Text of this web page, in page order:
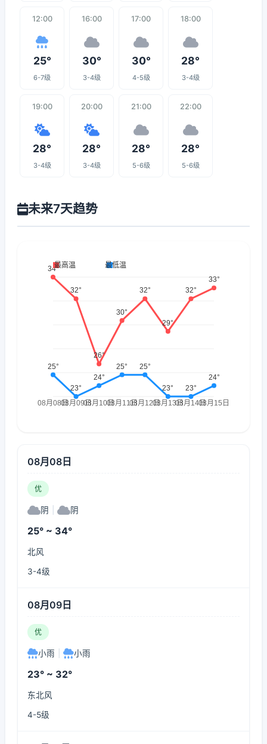
12:00
25°
6-7级
16:00
30°
3-4级
17:00
30°
4-5级
18:00
28°
3-4级
19:00
28°
3-4级
20:00
28°
3-4级
21:00
28°
5-6级
22:00
28°
5-6级
未来7天趋势
08月08日
优
阴 阴
25° ~ 34°
北风
3-4级
08月09日
优
小雨 小雨
23° ~ 32°
东北风
4-5级